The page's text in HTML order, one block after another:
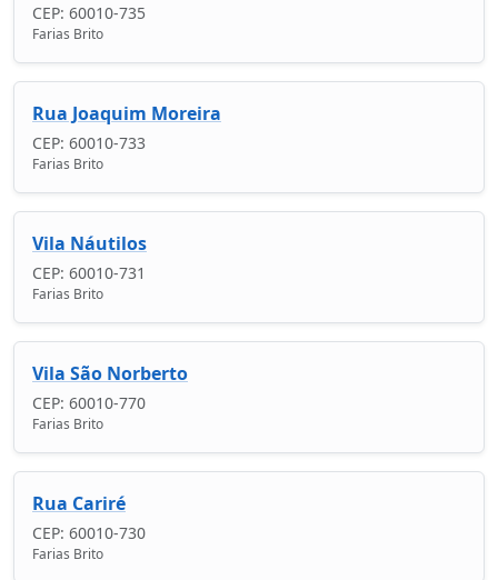
CEP: 60010-735
Farias Brito
Rua Joaquim Moreira
CEP: 60010-733
Farias Brito
Vila Náutilos
CEP: 60010-731
Farias Brito
Vila São Norberto
CEP: 60010-770
Farias Brito
Rua Cariré
CEP: 60010-730
Farias Brito